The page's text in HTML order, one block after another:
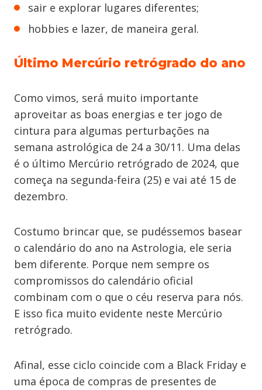
sair e explorar lugares diferentes;
hobbies e lazer, de maneira geral.
Último Mercúrio retrógrado do ano
Como vimos, será muito importante
aproveitar as boas energias e ter jogo de
cintura para algumas perturbações na
semana astrológica de 24 a 30/11. Uma delas
é o último Mercúrio retrógrado de 2024, que
começa na segunda-feira (25) e vai até 15 de
dezembro.
Costumo brincar que, se pudéssemos basear
o calendário do ano na Astrologia, ele seria
bem diferente. Porque nem sempre os
compromissos do calendário oficial
combinam com o que o céu reserva para nós.
E isso fica muito evidente neste Mercúrio
retrógrado.
Afinal, esse ciclo coincide com a Black Friday e
uma época de compras de presentes de